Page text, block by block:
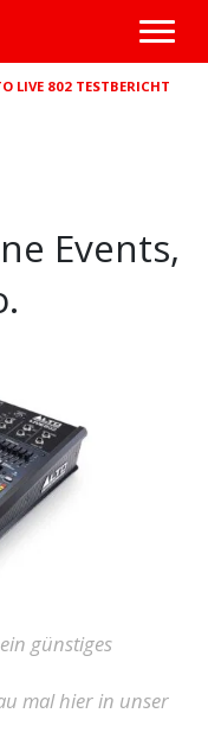
LIVE 802 TESTBERICHT
Events,
günstiges
mal hier in unser